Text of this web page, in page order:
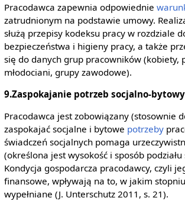
Pracodawca zapewnia odpowiednie
zatrudnionym na podstawie umowy.
służą przepisy kodeksu pracy w rozdziale
bezpieczeństwa i higieny pracy, a także
się do danych grup pracowników (kobiety,
młodociani, grupy zawodowe).
9.Zaspokajanie potrzeb socjalno-
Pracodawca jest zobowiązany (stosownie
zaspokajać socjalne i bytowe potrzeby
świadczeń socjalnych pomaga
(określona jest wysokość i sposób
Kondycja gospodarcza pracodawcy, czyli
finansowe, wpływają na to, w jakim
wypełniane (J. Unterschutz 2011, s. 21).